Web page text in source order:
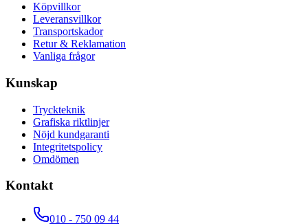
Köpvillkor
Leveransvillkor
Transportskador
Retur & Reklamation
Vanliga frågor
Kunskap
Tryckteknik
Grafiska riktlinjer
Nöjd kundgaranti
Integritetspolicy
Omdömen
Kontakt
010 - 750 09 44